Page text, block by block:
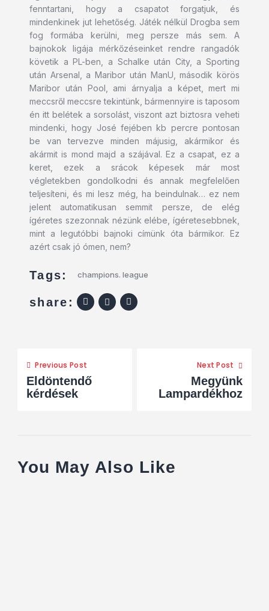
fenntartani, hogy a csapatot forgatjuk, és
mindenkinek jut lehetőség. Játék nélkül Drogba sem
fog formába kerülni, meg persze más sem. A
bajnokok ligája mérkőzéseinket rendre rangadók
követik a PL-ben, a Schalke után City, a Sporting
után Arsenal, a Maribor után ManU, második körös
Maribor után Pool, ami árnyalja a képet, mert mi
meccsről meccsre tekintünk, bármennyire is taposom
én itt belétek a sorsolást, viszont azt biztosra veheti
mindenki, hogy José fejében kb percre pontosan
be van tervezve minden májusig, akármikor és
akármit is mond majd a szájával. Ez a csapat, ez a
keret, ezek a srácok képesek már most
végletekben gondolkodni és annak megfelelően
teljesíteni, és mi lesz még, ha beindulnak… ez nem
jelent automatikusan semmit persze, de elég
ígéretes szezonnak nézünk elébe, ígéretesebbnek,
mint a legutóbbi bajnoki címünk óta bármikor. Ez
azért csak jó ómen, nem?
Tags: champions. league
share:
Previous Post
Eldöntendő
kérdések
Next Post
Megyünk
Lampardékhoz
You May Also Like